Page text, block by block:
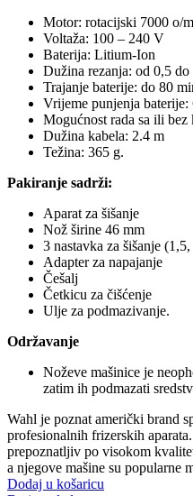
Motor: rotacijski 7000 o/
Voltaža: 100 – 240 V
Baterija: Litium-Ion
Dužina rezanja: od 0,5 do
Trajanje baterije: do 80
Vrijeme punjenja baterije:
Mogućnost rada sa ili bez
Dužina kabela: 2.4 m
Težina: 365 g.
Pakiranje sadrži:
Aparat za šišanje
Nož širine 46 mm
3 nastavka za šišanje
Adapter za napajanje
Češalj
Četkicu za čišćenje
Ulje za podmazivanje.
Održavanje
Noževe mašinice je
zatim ih podmazati
Wahl je poznat američki brand
profesionalnih frizerskih
prepoznatljiv po visokom
a njegove mašine su popularne
Dodaj u košaricu